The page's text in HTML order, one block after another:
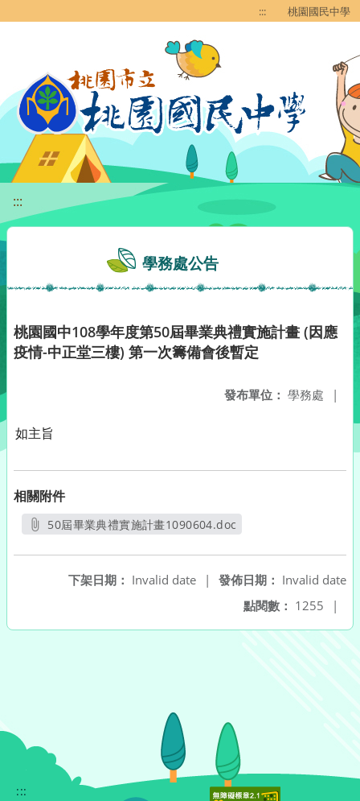
::: 桃園國民中學
:::
學務處公告
桃園國中108學年度第50屆畢業典禮實施計畫 (因應
疫情-中正堂三樓) 第一次籌備會後暫定
發布單位： 學務處 |
如主旨
相關附件
50屆畢業典禮實施計畫1090604.doc
發佈日期： Invalid date
下架日期： Invalid date
|
點閱數： 1255 |
:::